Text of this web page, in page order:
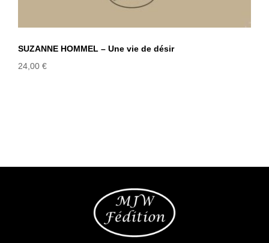
SUZANNE HOMMEL – Une vie de désir
24,00 €